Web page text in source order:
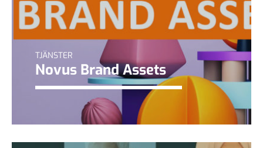
TJÄNSTER
Novus Brand Assets